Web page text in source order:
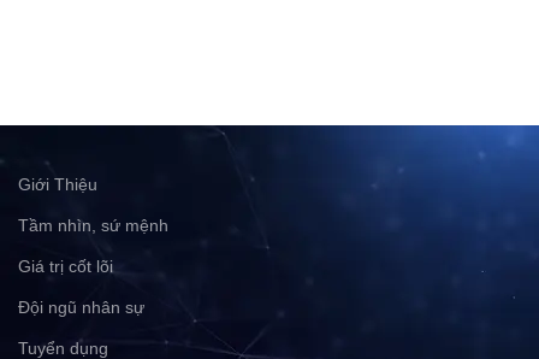
Giới Thiệu
Tầm nhìn, sứ mệnh
Giá trị cốt lõi
Đội ngũ nhân sự
Tuyển dụng